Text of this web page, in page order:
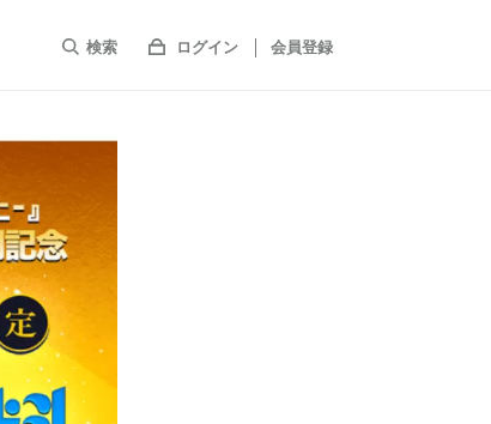
検索 ログイン 会員登録